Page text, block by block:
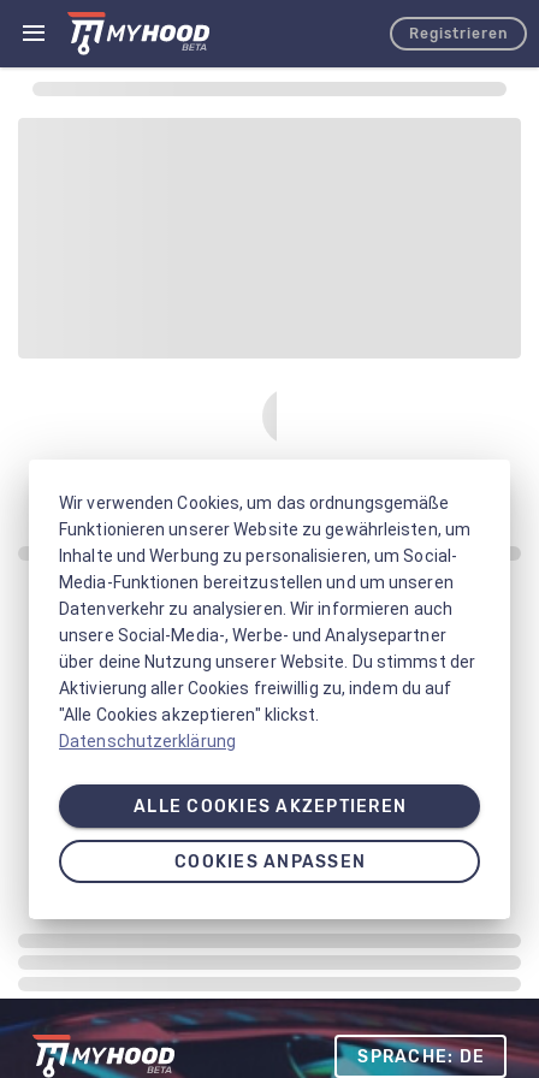
Registrieren
SPRACHE: DE
Wir verwenden Cookies, um das ordnungsgemäße
Funktionieren unserer Website zu gewährleisten, um
Inhalte und Werbung zu personalisieren, um Social-
Media-Funktionen bereitzustellen und um unseren
Datenverkehr zu analysieren. Wir informieren auch
unsere Social-Media-, Werbe- und Analysepartner
über deine Nutzung unserer Website. Du stimmst der
Aktivierung aller Cookies freiwillig zu, indem du auf
"Alle Cookies akzeptieren" klickst.
Datenschutzerklärung
ALLE COOKIES AKZEPTIEREN
COOKIES ANPASSEN